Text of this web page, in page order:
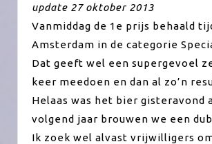
update 27 oktober 2013
Vanmiddag de 1e prijs behaald
Amsterdam in de categorie
Dat geeft wel een supergevoel
keer meedoen en dan al zo’n
Helaas was het bier gisteravond
volgend jaar brouwen we een
Ik zoek wel alvast vrijwilligers